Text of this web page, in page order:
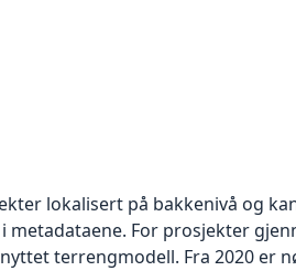
lokalisert på bakkenivå og
For prosjekter
terrengmodell. Fra 2020 er